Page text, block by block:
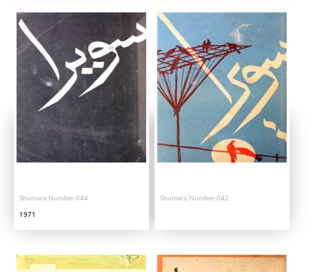
Shumara Number-044
1971
Shumara Number-042